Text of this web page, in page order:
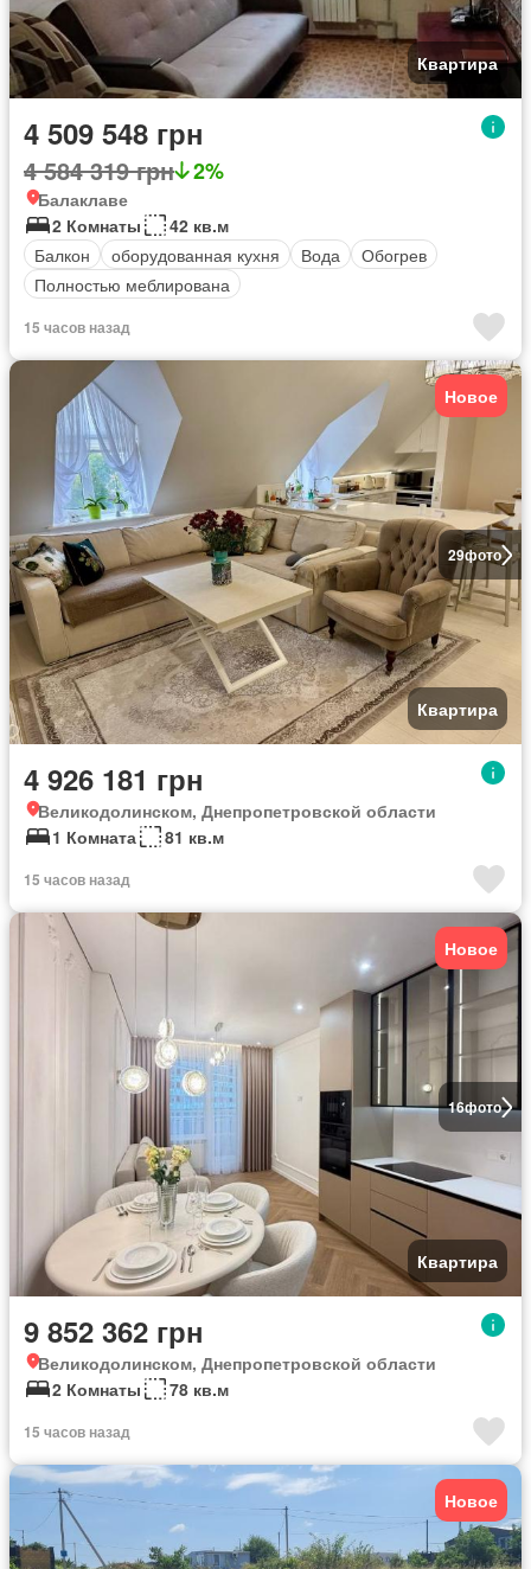
Квартира
4 509 548 грн
4 584 319 грн 2%
Балаклаве
2 Комнаты
42 кв.м
Балкон
оборудованная кухня Вода
Обогрев
Полностью меблирована
15 часов назад
29фото
Новое
Квартира
4 926 181 грн
Великодолинском, Днепропетровской области
1 Комната
81 кв.м
15 часов назад
16фото
Новое
Квартира
9 852 362 грн
Великодолинском, Днепропетровской области
2 Комнаты
78 кв.м
15 часов назад
Новое